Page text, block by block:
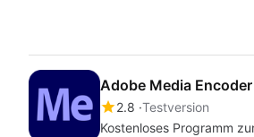
Adobe Media Encoder
2.8 Testversion
Kostenloses Programm